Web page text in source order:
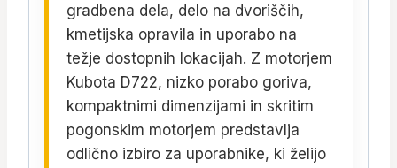
gradbena dela, delo na dvoriščih,
kmetijska opravila in uporabo na
težje dostopnih lokacijah. Z motorjem
Kubota D722, nizko porabo goriva,
kompaktnimi dimenzijami in skritim
pogonskim motorjem predstavlja
odlično izbiro za uporabnike, ki želijo